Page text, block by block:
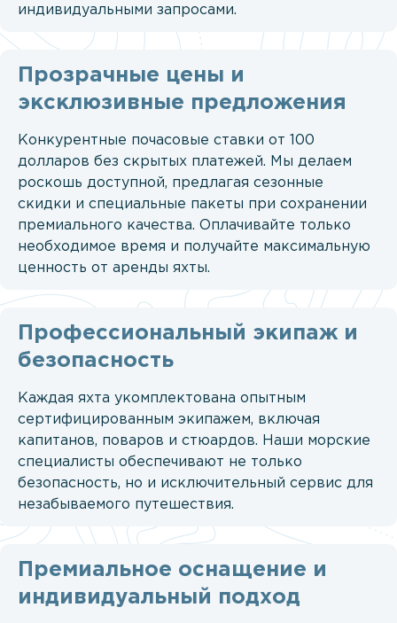
индивидуальными запросами.
Прозрачные цены и
эксклюзивные предложения
Конкурентные почасовые ставки от 100
долларов без скрытых платежей. Мы делаем
роскошь доступной, предлагая сезонные
скидки и специальные пакеты при сохранении
премиального качества. Оплачивайте только
необходимое время и получайте максимальную
ценность от аренды яхты.
Профессиональный экипаж и
безопасность
Каждая яхта укомплектована опытным
сертифицированным экипажем, включая
капитанов, поваров и стюардов. Наши морские
специалисты обеспечивают не только
безопасность, но и исключительный сервис для
незабываемого путешествия.
Премиальное оснащение и
индивидуальный подход